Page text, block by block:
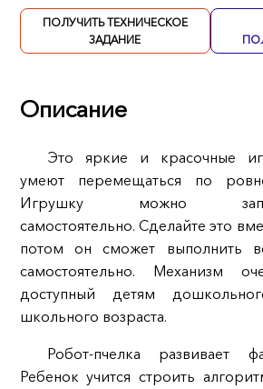
ПОЛУЧИТЬ ТЕХНИЧЕСКОЕ
ЗАДАНИЕ
Описание
Это яркие и красочные
умеют перемещаться по
Игрушку можно
самостоятельно. Сделайте это
потом он сможет выполнить
самостоятельно. Механизм
доступный детям
школьного возраста.
Робот-пчелка развивает
Ребенок учится строить